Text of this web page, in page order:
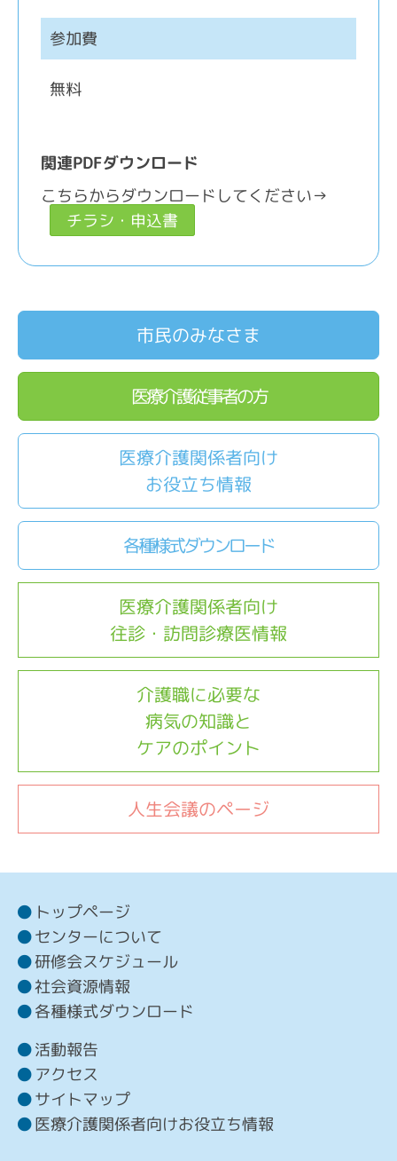
参加費
無料
関連PDFダウンロード
こちらからダウンロードしてください→
チラシ・申込書
市民のみなさま
医療介護従事者の方
医療介護関係者向け
お役立ち情報
各種様式ダウンロード
医療介護関係者向け
往診・訪問診療医情報
介護職に必要な
病気の知識と
ケアのポイント
人生会議のページ
トップページ
センターについて
研修会スケジュール
社会資源情報
各種様式ダウンロード
活動報告
アクセス
サイトマップ
医療介護関係者向けお役立ち情報